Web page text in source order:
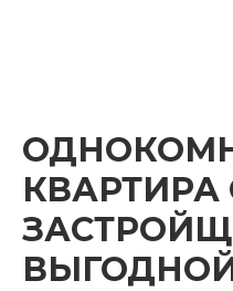
КВАРТИРА